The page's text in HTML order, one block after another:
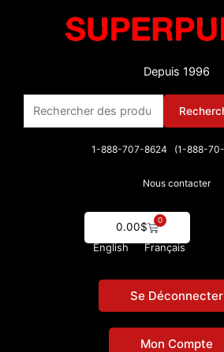
Depuis 1996
Rechercher :
1-888-707-8624 (1-888-70-
Nous contacter
0.00$
0
Cart
English Français
Se Déconnecter
Mon Compte